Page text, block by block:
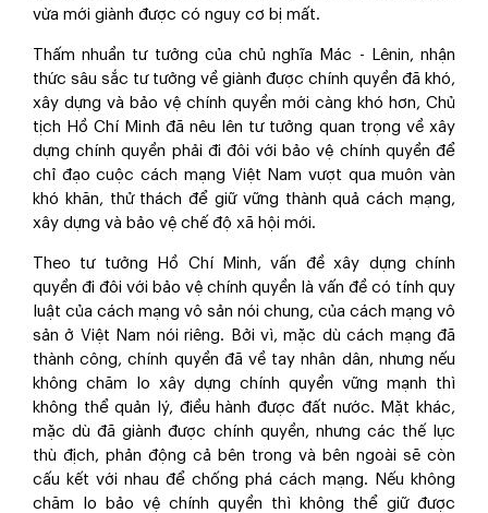
vừa mới giành được có nguy cơ bị mất.
Thấm nhuần tư tưởng của chủ nghĩa Mác - Lênin, nhận
thức sâu sắc tư tưởng về giành được chính quyền đã khó,
xây dựng và bảo vệ chính quyền mới càng khó hơn, Chủ
tịch Hồ Chí Minh đã nêu lên tư tưởng quan trọng về xây
dựng chính quyền phải đi đôi với bảo vệ chính quyền để
chỉ đạo cuộc cách mạng Việt Nam vượt qua muôn vàn
khó khăn, thử thách để giữ vững thành quả cách mạng,
xây dựng và bảo vệ chế độ xã hội mới.
Theo tư tưởng Hồ Chí Minh, vấn đề xây dựng chính
quyền đi đôi với bảo vệ chính quyền là vấn đề có tính quy
luật của cách mạng vô sản nói chung, của cách mạng vô
sản ở Việt Nam nói riêng. Bởi vì, mặc dù cách mạng đã
thành công, chính quyền đã về tay nhân dân, nhưng nếu
không chăm lo xây dựng chính quyền vững mạnh thì
không thể quản lý, điều hành được đất nước. Mặt khác,
mặc dù đã giành được chính quyền, nhưng các thế lực
thù địch, phản động cả bên trong và bên ngoài sẽ còn
cấu kết với nhau để chống phá cách mạng. Nếu không
chăm lo bảo vệ chính quyền thì không thể giữ được